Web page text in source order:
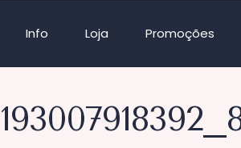
Info Loja Promoções